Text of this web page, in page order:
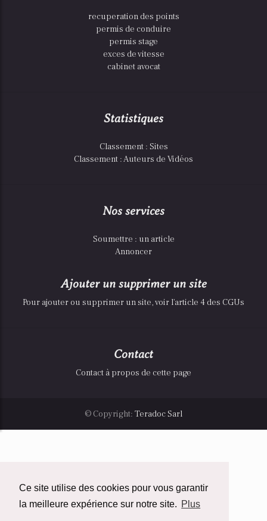
Ce site utilise des cookies pour vous garantir
la meilleure expérience sur notre site. Plus
recuperation des points
permis de conduire
permis stage
exces de vitesse
cabinet avocat
Statistiques
Classement : Sites
Classement : Auteurs de Vidéos
Nos services
Soumettre : un article
Annoncer
Ajouter un supprimer un site
Pour ajouter ou supprimer un site, voir l'article 4 des CGUs
Contact
Contact à propos de cette page
© Copyright: Teradoc Sarl